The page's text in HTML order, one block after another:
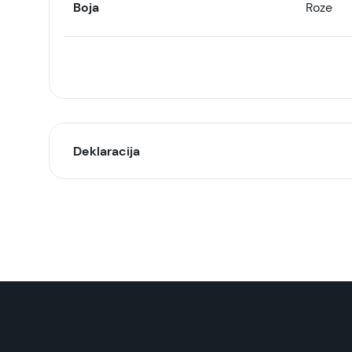
Boja Roze
Deklaracija
Uvoznik: